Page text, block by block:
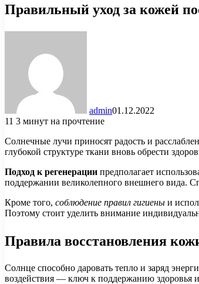
Правильный уход за кожей
admin01.12.2022
11 3 минут на прочтение
Солнечные лучи приносят радость и
глубокой структуре ткани вновь обрести
Подход к регенерации предполагает
поддержании великолепного внешнего вида.
Кроме того, соблюдение правил гигиены и
Поэтому стоит уделить внимание
Правила восстановления
Солнце способно даровать тепло и заряд
воздействия — ключ к поддержанию здоровья